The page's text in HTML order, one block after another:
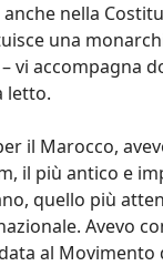
nella
una
vi accompagna
letto.
il Marocco,
il più antico e
quello più
Avevo
al Movimento